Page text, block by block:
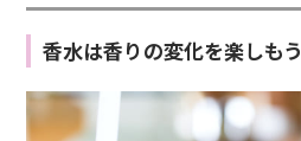
香水は香りの変化を楽しもう